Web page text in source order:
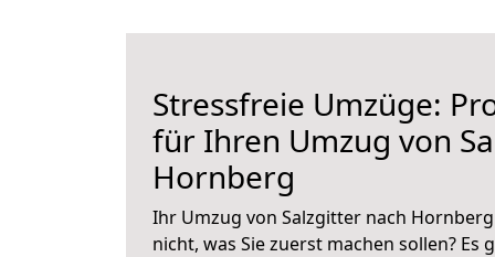
Stressfreie Umzüge:
für Ihren Umzug von
Hornberg
Ihr Umzug von Salzgitter nach
nicht, was Sie zuerst machen sollen?